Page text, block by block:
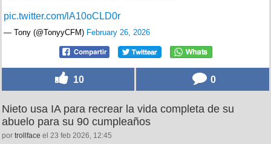
pic.twitter.com/lA10oCLD0r
— Tony (@TonyyCFM) February 26, 2026
10 0
Nieto usa IA para recrear la vida completa de su
abuelo para su 90 cumpleaños
por trollface el 23 feb 2026, 12:45